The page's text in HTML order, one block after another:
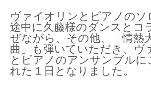
ヴァイオリンとピアノの
途中に久藤様のダンスとコ
ぜながら、その他、「情熱
曲」も弾いていただき、ヴ
とピアノのアンサンブルに
れた１日となりました。